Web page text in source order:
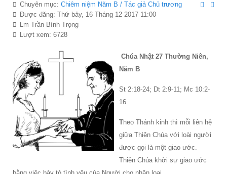
Chuyên mục: Chiêm niệm Năm B / Tác giả Chủ trương
Được đăng: Thứ bảy, 16 Tháng 12 2017 11:00
Lm Trần Bình Trọng
Lượt xem: 6728
Chúa Nhật 27 Thường Niên,
Năm B
St 2:18-24; Dt 2:9-11; Mc 10:2-
16
Theo Thánh kinh thì mỗi liên hệ
giữa Thiên Chúa với loài người
được gọi là một giao ước.
Thiên Chúa khởi sự giao ước